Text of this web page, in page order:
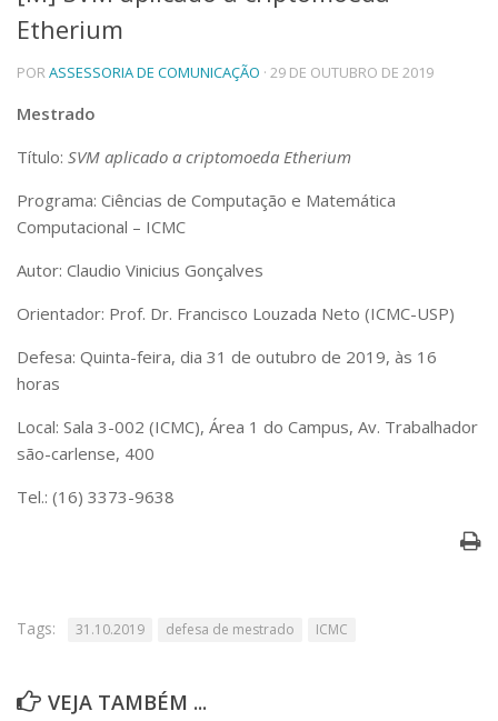
Telefones e Mapas
Pessoas
Ensino
Graduação
Educação a distância
Pesquisa e Inovação
Centros, Núcleos e Projetos em Rede
Iniciação Científica
Empresas Juniores
Extensão à Comunidade
Projetos, Programas e Cursos
Artes, Cultura e Esportes
Serviços
Outros serviços
Assessorias e Mídias
Etherium
PORASSESSORIA DE COMUNICAÇÃO · 29 DE OUTUBRO DE 2019
Mestrado
Título: SVM aplicado a criptomoeda Etherium
Programa: Ciências de Computação e Matemática
Computacional – ICMC
Autor: Claudio Vinicius Gonçalves
Orientador: Prof. Dr. Francisco Louzada Neto (ICMC-USP)
Defesa: Quinta-feira, dia 31 de outubro de 2019, às 16
horas
Local: Sala 3-002 (ICMC), Área 1 do Campus, Av. Trabalhador
são-carlense, 400
Tel.: (16) 3373-9638
Tags: 31.10.2019 defesa de mestrado ICMC
VEJA TAMBÉM ...